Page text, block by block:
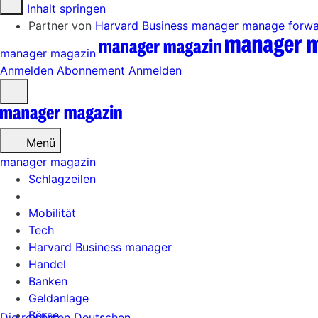
Zum Inhalt springen
Partner von Harvard Business manager manage
manager magazin
Anmelden Abonnement Anmelden
öffnen
Menü
Schlagzeilen
Mobilität
Tech
Harvard Business manager
Handel
Banken
Geldanlage
Börse
manager magazin